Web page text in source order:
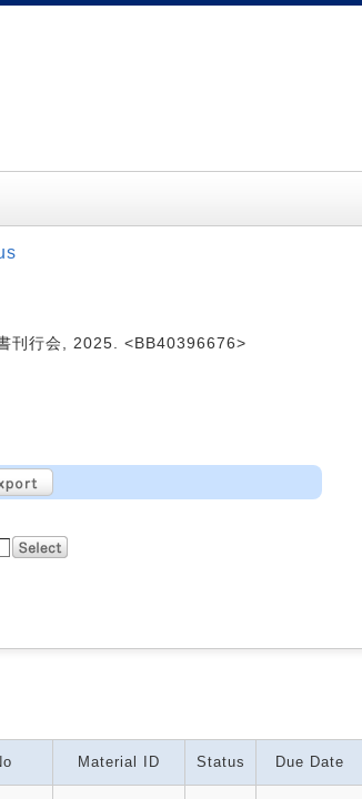
刊行会, 2025. <BB40396676>
Material ID Status Due Date